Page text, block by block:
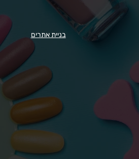
בניית אתרים